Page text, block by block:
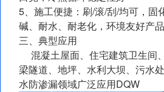
5、施工便捷：刷/滚/刮/均可，固
碱、耐水、耐老化，环境友好产品
三、典型应用
混凝土屋面、住宅建筑卫生间
梁隧道、地坪、水利大坝、污水
水防渗漏领域广泛应用DQW